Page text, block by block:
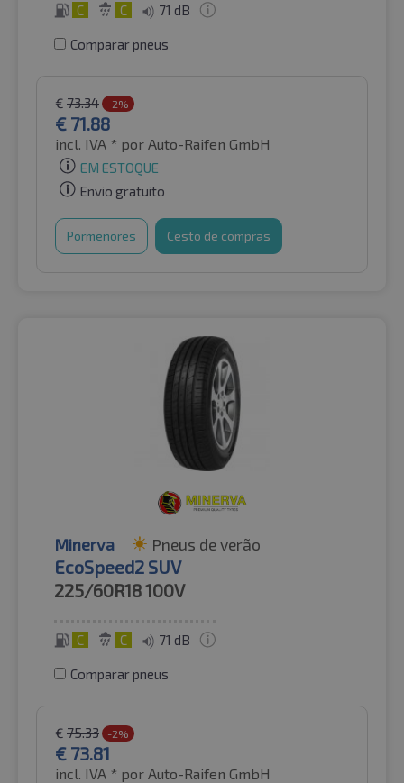
C C 71 dB
Comparar pneus
€ 73.34 -2%
€ 71.88
incl. IVA * por Auto-Raifen GmbH
EM ESTOQUE
Envio gratuito
Pormenores Cesto de compras
Minerva Pneus de verão
EcoSpeed2 SUV
225/60R18100V
C C 71 dB
Comparar pneus
€ 75.33 -2%
€ 73.81
incl. IVA * por Auto-Raifen GmbH